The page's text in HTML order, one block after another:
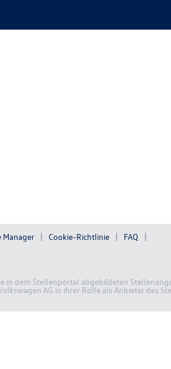
Manager Cookie-Richtlinie
FAQ
in dem Stellenportal abgebildeten
AG in ihrer Rolle als Anbieter des